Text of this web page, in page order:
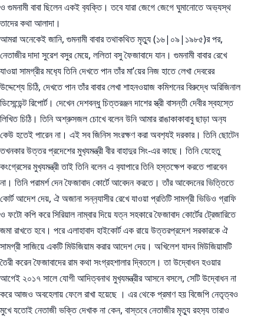
ও গুমনামী বাবা ছিলেন একই ব‍্যক্তি। তবে যারা জেগে জেগে ঘুমানোতে অভ‍‍্যস্থ
তাদের কথা আলাদা।
আমরা অনেকেই জানি, গুমনামী বাবার তথাকথিত মৃত‍্যু (১৬|০৯|১৯৮৫)র পর,
নেতাজীর দাদা সুরেশ বসুর মেয়ে, ললিতা বসু ফৈজাবাদে যান। গুমনামী বাবার রেখে
যাওয়া সামগ্রীর মধ‍্যে তিনি দেখতে পান তাঁর মা’য়ের নিজ হাতে লেখা দেবরের
উদ্দেশ্যে চিঠি, দেখতে পান তাঁর বাবার লেখা শাহনওয়াজ কমিশনের বিরুদ্ধে অরিজিনাল
ডিসেন্ডেন্ট রিপোর্ট। দেখেন দেশবন্ধু চিত্তরঞ্জন দাশের স্ত্রী বাসন্তী দেবীর স্বহস্তে
লিখিত চিঠি। তিনি অশ্রুসজল চোখে বলেন উনি আমার রাঙাকাকাবাবু ছাড়া অন‍্য
কেউ হতেই পারেন না। এই সব জিনিস সংরক্ষণ করা অবশ‍্যই দরকার। তিনি ছোটেন
তখনকার উত্তর প্রদেশের মুখ‍্যমন্ত্রী বীর বাহাদুর সিং-এর কাছে। তিনি যেহেতু
কংগ্রেসের মুখ‍্যমন্ত্রী তাই তিনি বলেন এ ব‍্যাপারে তিনি হস্তক্ষেপ করতে পারবেন
না। তিনি পরামর্শ দেন ফৈজাবাদ কোর্টে আবেদন করতে। তাঁর আবেদনের ভিত্তিতে
কোর্ট আদেশ দেয়, ঐ অজানা সন্ন‍্যাসীর রেখে যাওয়া প্রতিটি সামগ্রী ভিডিও গ্রাফি
ও ফটো কপি করে সিরিয়াল নাম্বার দিয়ে যত্ন সহকারে ফৈজাবাদ কোর্টের ট্রেজারিতে
জমা রাখতে হবে। পরে এলাহাবাদ হাইকোর্ট এক রায়ে উত্তরপ্রদেশ সরকারকে ঐ
সামগ্রী সাজিয়ে একটি মিউজিয়াম করার আদেশ দেয়। অখিলেশ যাদব মিউজিয়ামটি
তৈরী করেন ফৈজাবাদের রাম কথা সংগ্রহশালার দ্বিতলে। তা উদ্বোধন হওয়ার
আগেই ২০১৭ সালে যোগী আদিত্বনাথ মুখ‍্যমন্ত্রীর আসনে বসলে, সেটি উদ্বোধন না
করে আজও অবহেলায় ফেলে রাখা হয়েছে । এর থেকে প্রমাণ হয় বিজেপি নেতৃত্বও
মুখে যতোই নেতাজী ভক্তি দেখাক না কেন, বাস্তবে নেতাজীর মৃত‍্যু রহস‍্য তারাও